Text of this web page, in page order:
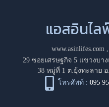
แอสอินไล
www.asinlifes.com,
29 ซอยเศรษฐกิจ 5 แขวงบา
38 หมู่ที่ 1 ต.ยุ้งทะลาย
โทรศัพท์ : 095